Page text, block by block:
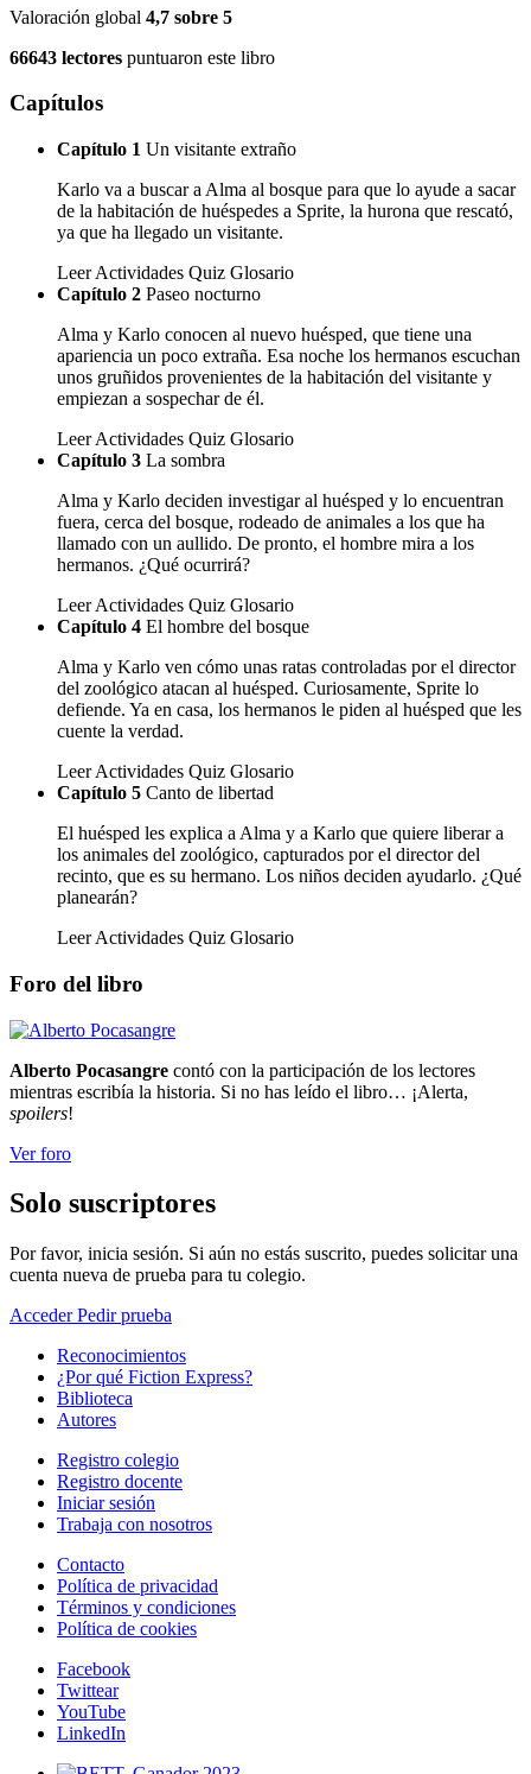
Valoración global 4,7 sobre 5
66643 lectores puntuaron este libro
Capítulos
Capítulo 1 Un visitante extraño
Karlo va a buscar a Alma al bosque para que lo ayude a sacar
de la habitación de huéspedes a Sprite, la hurona que rescató,
ya que ha llegado un visitante.
Leer Actividades Quiz Glosario
Capítulo 2 Paseo nocturno
Alma y Karlo conocen al nuevo huésped, que tiene una
apariencia un poco extraña. Esa noche los hermanos escuchan
unos gruñidos provenientes de la habitación del visitante y
empiezan a sospechar de él.
Leer Actividades Quiz Glosario
Capítulo 3 La sombra
Alma y Karlo deciden investigar al huésped y lo encuentran
fuera, cerca del bosque, rodeado de animales a los que ha
llamado con un aullido. De pronto, el hombre mira a los
hermanos. ¿Qué ocurrirá?
Leer Actividades Quiz Glosario
Capítulo 4 El hombre del bosque
Alma y Karlo ven cómo unas ratas controladas por el director
del zoológico atacan al huésped. Curiosamente, Sprite lo
defiende. Ya en casa, los hermanos le piden al huésped que les
cuente la verdad.
Leer Actividades Quiz Glosario
Capítulo 5 Canto de libertad
El huésped les explica a Alma y a Karlo que quiere liberar a
los animales del zoológico, capturados por el director del
recinto, que es su hermano. Los niños deciden ayudarlo. ¿Qué
planearán?
Leer Actividades Quiz Glosario
Foro del libro
Alberto Pocasangre contó con la participación de los lectores
mientras escribía la historia. Si no has leído el libro… ¡Alerta,
spoilers!
Ver foro
Solo suscriptores
Por favor, inicia sesión. Si aún no estás suscrito, puedes solicitar una
cuenta nueva de prueba para tu colegio.
AccederPedir prueba
Reconocimientos
¿Por qué Fiction Express?
Biblioteca
Autores
Registro colegio
Registro docente
Iniciar sesión
Trabaja con nosotros
Contacto
Política de privacidad
Términos y condiciones
Política de cookies
Facebook
Twittear
YouTube
LinkedIn